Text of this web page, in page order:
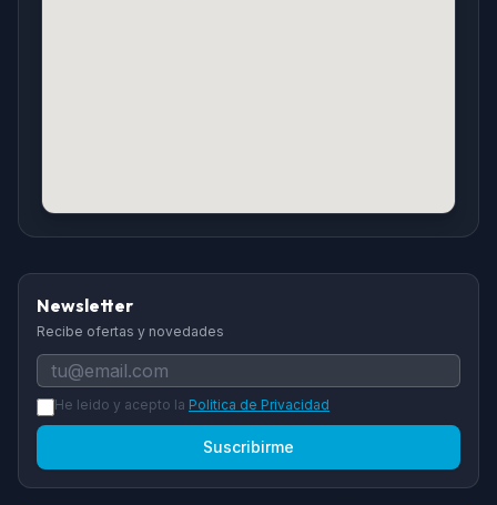
Newsletter
Recibe ofertas y novedades
He leido y acepto la Politica de Privacidad
Suscribirme